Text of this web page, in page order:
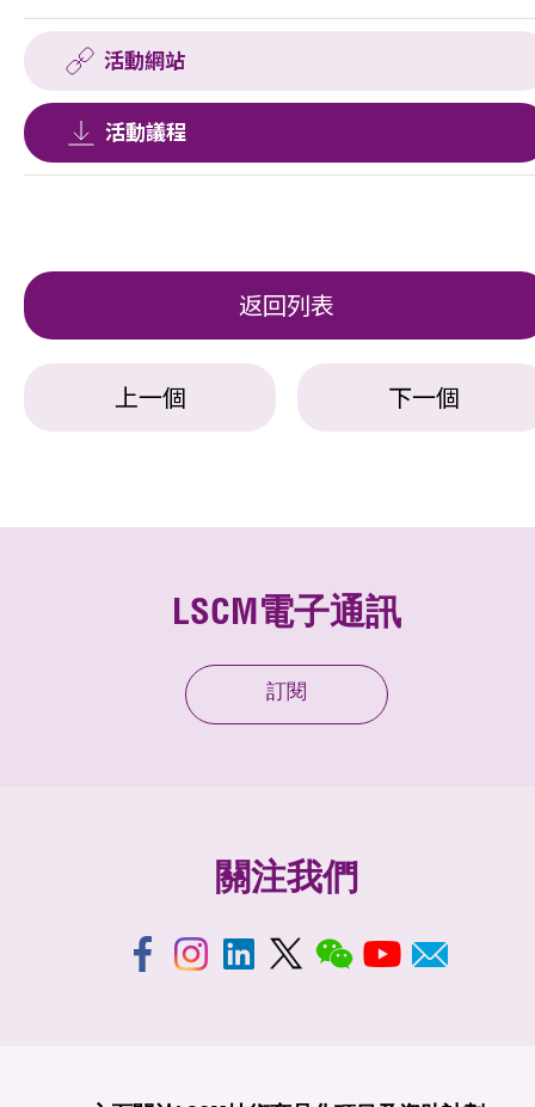
活動網站
活動議程
返回列表
上一個 下一個
LSCM電子通訊
訂閱
關注我們